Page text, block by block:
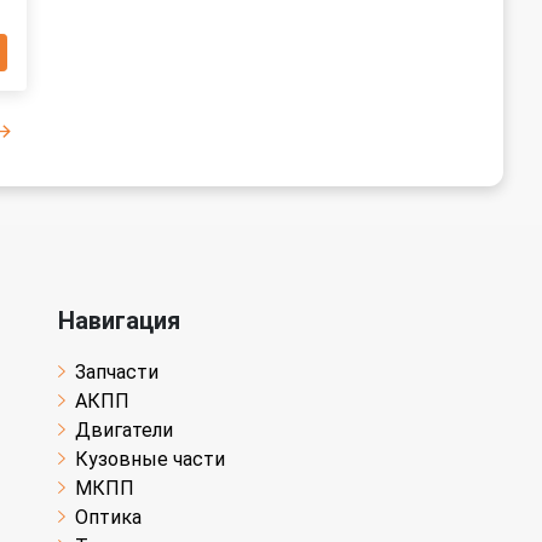
Навигация
Запчасти
АКПП
Двигатели
Кузовные части
МКПП
Оптика